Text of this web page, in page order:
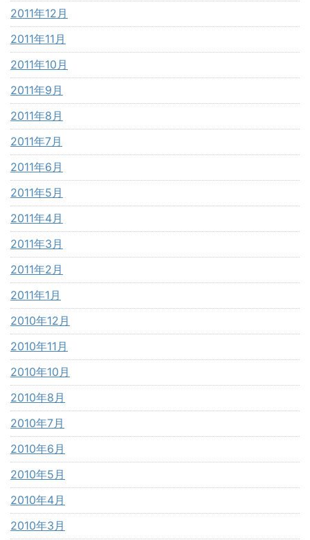
2011年12月
2011年11月
2011年10月
2011年9月
2011年8月
2011年7月
2011年6月
2011年5月
2011年4月
2011年3月
2011年2月
2011年1月
2010年12月
2010年11月
2010年10月
2010年8月
2010年7月
2010年6月
2010年5月
2010年4月
2010年3月